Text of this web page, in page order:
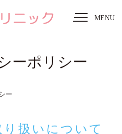
MENU
ーポリシー
ー
扱いについて